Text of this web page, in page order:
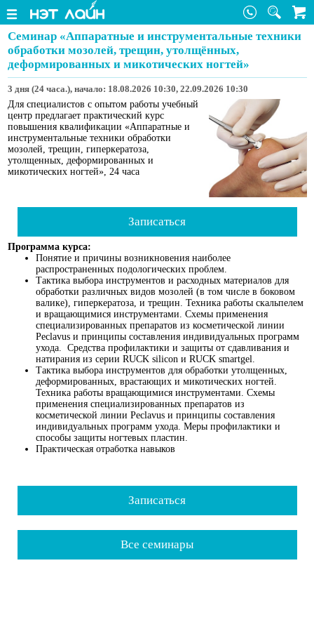
Семинар «Аппаратные и инструментальные техники
обработки мозолей, трещин, утолщённых,
деформированных и микотических ногтей»
3 дня (24 часа.), начало: 18.08.2026 10:30, 22.09.2026 10:30
Для специалистов с опытом работы учебный
центр предлагает практический курс
повышения квалификации «Аппаратные и
инструментальные техники обработки
мозолей, трещин, гиперкератоза,
утолщенных, деформированных и
микотических ногтей», 24 часа
Записаться
Программа курса:
Понятие и причины возникновения наиболее
распространенных подологических проблем.
Тактика выбора инструментов и расходных материалов для
обработки различных видов мозолей (в том числе в боковом
валике), гиперкератоза, и трещин. Техника работы скальпелем
и вращающимися инструментами. Схемы применения
специализированных препаратов из косметической линии
Peclavus и принципы составления индивидуальных программ
ухода. Средства профилактики и защиты от сдавливания и
натирания из серии RUCK silicon и RUCK smartgel.
Тактика выбора инструментов для обработки утолщенных,
деформированных, врастающих и микотических ногтей.
Техника работы вращающимися инструментами. Схемы
применения специализированных препаратов из
косметической линии Peclavus и принципы составления
индивидуальных программ ухода. Меры профилактики и
способы защиты ногтевых пластин.
Практическая отработка навыков
Записаться
Все семинары